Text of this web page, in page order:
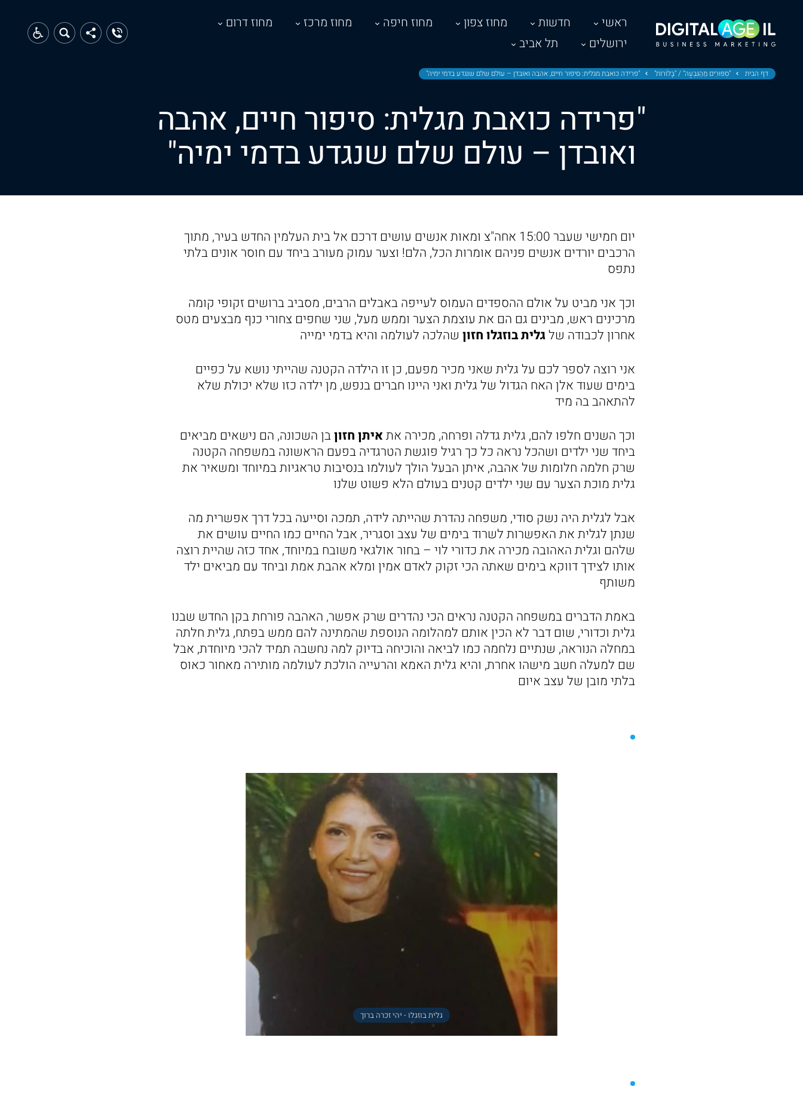
ראשי חדשות מחוז צפון מחוז חיפה מחוז מרכז
מחוז דרום
ירושלים
תל אביב
דף הבית "סִפּוּרִים מֵהַגִּבְעָה" / "בָּלֹוֹרוֹת" "פרידה כואבת מגלית: סיפור חיים, אהבה ואובדן – עולם שלם שנגדע בדמי ימיה"
"פרידה כואבת מגלית: סיפור חיים, אהבה
ואובדן – עולם שלם שנגדע בדמי ימיה"
יום חמישי שעבר 15:00 אחה"צ ומאות אנשים עושים דרכם אל בית העלמין החדש בעיר, מתוך
הרכבים יורדים אנשים פניהם אומרות הכל, הלם! וצער עמוק מעורב ביחד עם חוסר אונים בלתי
נתפס
וכך אני מביט על אולם ההספדים העמוס לעייפה באבלים הרבים, מסביב ברושים זקופי קומה
מרכינים ראש, מבינים גם הם את עוצמת הצער וממש מעל, שני שחפים צחורי כנף מבצעים מטס
אחרון לכבודה שלגלית בוזגלו חזון שהלכה לעולמה והיא בדמי ימייה
אני רוצה לספר לכם על גלית שאני מכיר מפעם, כן זו הילדה הקטנה שהייתי נושא על כפיים
בימים שעוד אלן האח הגדול של גלית ואני היינו חברים בנפש, מן ילדה כזו שלא יכולת שלא
להתאהב בה מיד
וכך השנים חלפו להם, גלית גדלה ופרחה, מכירה אתאיתן חזוןבן השכונה, הם נישאים מביאים
ביחד שני ילדים ושהכל נראה כל כך רגיל פוגשת הטרגדיה בפעם הראשונה במשפחה הקטנה
שרק חלמה חלומות של אהבה, איתן הבעל הולך לעולמו בנסיבות טראגיות במיוחד ומשאיר את
גלית מוכת הצער עם שני ילדים קטנים בעולם הלא פשוט שלנו
אבל לגלית היה נשק סודי, משפחה נהדרת שהייתה לידה, תמכה וסייעה בכל דרך אפשרית מה
שנתן לגלית את האפשרות לשרוד בימים של עצב וסגריר, אבל החיים כמו החיים עושים את
שלהם וגלית האהובה מכירה את כדורי לוי – בחור אולגאי משובח במיוחד, אחד כזה שהיית רוצה
אותו לצידך דווקא בימים שאתה הכי זקוק לאדם אמין ומלא אהבת אמת וביחד עם מביאים ילד
משותף
באמת הדברים במשפחה הקטנה נראים הכי נהדרים שרק אפשר, האהבה פורחת בקן החדש שבנו
גלית וכדורי, שום דבר לא הכין אותם למהלומה הנוספת שהמתינה להם ממש בפתח, גלית חלתה
במחלה הנוראה, שנתיים נלחמה כמו לביאה והוכיחה בדיוק למה נחשבה תמיד להכי מיוחדת, אבל
שם למעלה חשב מישהו אחרת, והיא גלית האמא והרעייה הולכת לעולמה מותירה מאחור כאוס
בלתי מובן של עצב איום
גלית בוזגלו - יהי זכרה ברוך